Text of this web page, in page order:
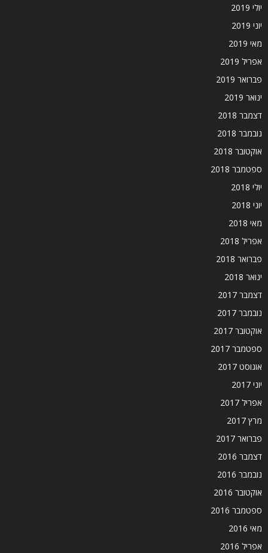
יולי 2019
יוני 2019
מאי 2019
אפריל 2019
פברואר 2019
ינואר 2019
דצמבר 2018
נובמבר 2018
אוקטובר 2018
ספטמבר 2018
יולי 2018
יוני 2018
מאי 2018
אפריל 2018
פברואר 2018
ינואר 2018
דצמבר 2017
נובמבר 2017
אוקטובר 2017
ספטמבר 2017
אוגוסט 2017
יוני 2017
אפריל 2017
מרץ 2017
פברואר 2017
דצמבר 2016
נובמבר 2016
אוקטובר 2016
ספטמבר 2016
מאי 2016
אפריל 2016